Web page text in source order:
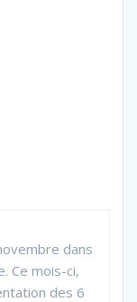
dans
Ce mois-ci,
des 6